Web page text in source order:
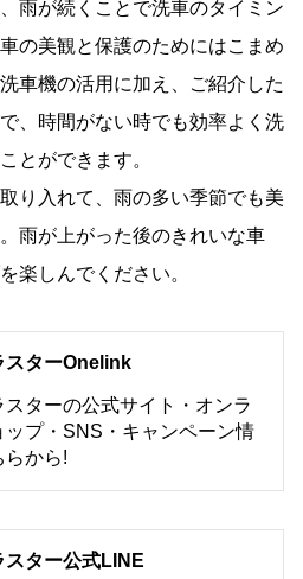
雨が続くことで洗車のタイミン
の美観と保護のためにはこまめ
車機の活用に加え、ご紹介した
、時間がない時でも効率よく洗
とができます。
り入れて、雨の多い季節でも美
雨が上がった後のきれいな車
楽しんでください。
スターOnelink
スターの公式サイト・オンラ
ップ・SNS・キャンペーン情
らから!
スター公式LINE